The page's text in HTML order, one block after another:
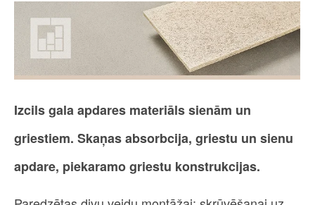
Izcils gala apdares materiāls sienām un
griestiem. Skaņas absorbcija, griestu un sienu
apdare, piekaramo griestu konstrukcijas.